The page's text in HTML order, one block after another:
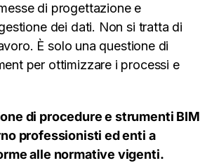
di progettazione e
dei dati. Non si tratta di
È solo una questione di
per ottimizzare i processi e
di procedure e strumenti BIM
professionisti ed enti a
alle normative vigenti.